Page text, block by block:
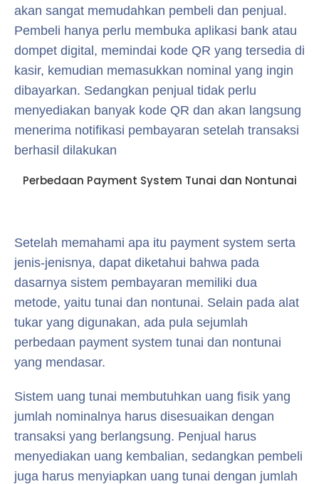
akan sangat memudahkan pembeli dan penjual.
Pembeli hanya perlu membuka aplikasi bank atau
dompet digital, memindai kode QR yang tersedia di
kasir, kemudian memasukkan nominal yang ingin
dibayarkan. Sedangkan penjual tidak perlu
menyediakan banyak kode QR dan akan langsung
menerima notifikasi pembayaran setelah transaksi
berhasil dilakukan
Perbedaan Payment System Tunai dan Nontunai
Setelah memahami apa itu payment system serta
jenis-jenisnya, dapat diketahui bahwa pada
dasarnya sistem pembayaran memiliki dua
metode, yaitu tunai dan nontunai. Selain pada alat
tukar yang digunakan, ada pula sejumlah
perbedaan payment system tunai dan nontunai
yang mendasar.
Sistem uang tunai membutuhkan uang fisik yang
jumlah nominalnya harus disesuaikan dengan
transaksi yang berlangsung. Penjual harus
menyediakan uang kembalian, sedangkan pembeli
juga harus menyiapkan uang tunai dengan jumlah